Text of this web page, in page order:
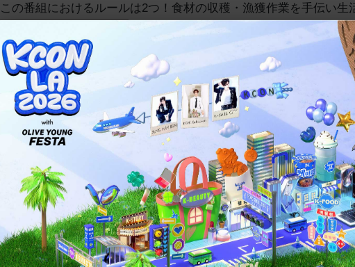
この番組におけるルールは2つ！食材の収穫・漁獲作業を手伝い生
て、一日一回は必ずその産地の食材を使用して食事すること。こ
ンア、パク・ジュンミョン、アン・ウンジン、そして「脱出おひ
イクしたキム・ジニョンことDEXが漁村ライフを満喫する。
ヨム・ジョンアによって手際よく生み出される料理の数々や、労
ぷり、のどかな田舎町の風景など見どころが満載なうえに、ファ
ジン、コ・ミンシなど、豪華ゲストも駆けつけ番組をさらに盛り
韓国でも好評のうちに終了した愉快&ハートフルな漁村ライフバ
【放送日時およびゲスト】
■#1